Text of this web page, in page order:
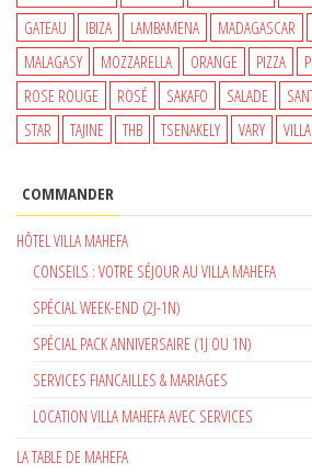
GATEAU
IBIZA LAMBAMENA MADAGASCAR
MALAGASY
MOZZARELLA ORANGE PIZZA
ROSE ROUGE
ROSÉ SAKAFO SALADE
STAR
TAJINE THB TSENAKELY VARY
COMMANDER
HÔTEL VILLA MAHEFA
CONSEILS : VOTRE SÉJOUR AU VILLA MAHEFA
SPÉCIAL WEEK-END (2J-1N)
SPÉCIAL PACK ANNIVERSAIRE (1J OU 1N)
SERVICES FIANCAILLES & MARIAGES
LOCATION VILLA MAHEFA AVEC SERVICES
LA TABLE DE MAHEFA